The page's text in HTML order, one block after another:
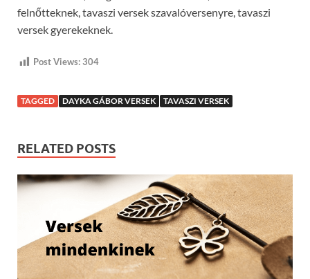
felnőtteknek, tavaszi versek szavalóversenyre, tavaszi
versek gyerekeknek.
Post Views:304
TAGGED DAYKA GÁBOR VERSEK TAVASZI VERSEK
RELATED POSTS